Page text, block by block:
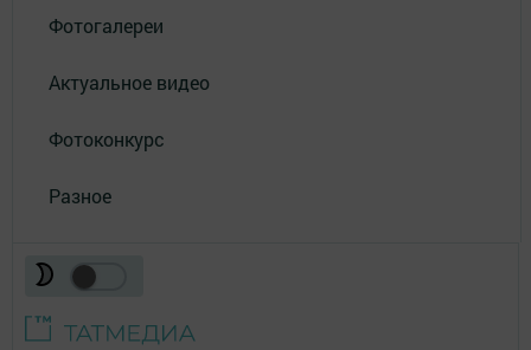
Фотогалереи
Актуальное видео
Фотоконкурс
Разное